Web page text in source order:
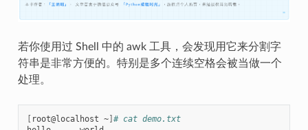
若你使用过 Shell 中的 awk 工具，会发现用它来分割字
符串是非常方便的。特别是多个连续空格会被当做一个
处理。
[ root@localhost ~] # cat demo.txt